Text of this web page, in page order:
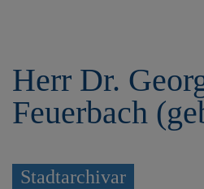
mHerr Dr.
Feuerbach
Stadtarchivar